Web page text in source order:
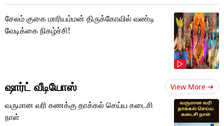
சேலம் குகை மாரியம்மன் திருக்கோவில் வண்டி
வேடிக்கை நிகழ்ச்சி!
ஷார்ட் வீடியோஸ் View More
வருமான வரி கணக்கு தாக்கல் செய்ய கடைசி
நாள்